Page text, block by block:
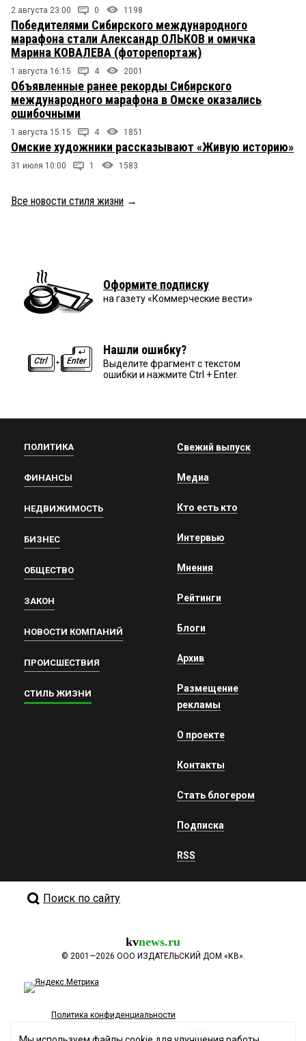
2 августа 23:00 0 1198
Победителями Сибирского международного
марафона стали Александр ОЛЬКОВ и омичка
Марина КОВАЛЕВА (фоторепортаж)
1 августа 16:15 4 2001
Объявленные ранее рекорды Сибирского
международного марафона в Омске оказались
ошибочными
1 августа 15:15 4 1851
Омские художники рассказывают «Живую историю»
31 июля 10:00 1 1583
Все новости стиля жизни →
Оформите подписку
на газету «Коммерческие вести»
Нашли ошибку?
Выделите фрагмент с текстом
ошибки и нажмите Ctrl + Enter.
ПОЛИТИКА
ФИНАНСЫ
НЕДВИЖИМОСТЬ
БИЗНЕС
ОБЩЕСТВО
ЗАКОН
НОВОСТИ КОМПАНИЙ
ПРОИСШЕСТВИЯ
СТИЛЬ ЖИЗНИ
Свежий выпуск
Медиа
Кто есть кто
Интервью
Мнения
Рейтинги
Блоги
Архив
Размещение
рекламы
О проекте
Контакты
Стать блогером
Подписка
RSS
Поиск по сайту
kvnews.ru
© 2001—2026 ООО ИЗДАТЕЛЬСКИЙ ДОМ «КВ».
Политика конфиденциальности